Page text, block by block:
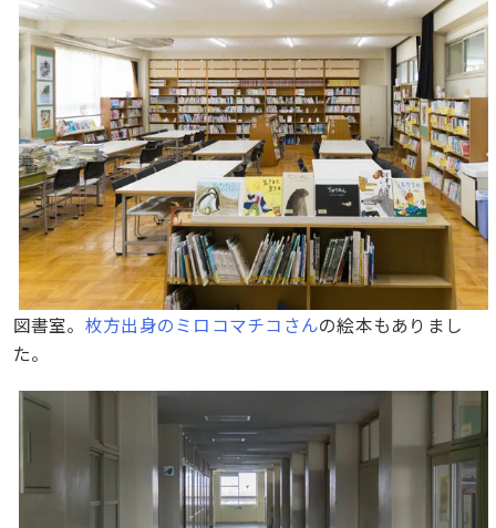
図書室。 枚方出身のミロコマチコさんの絵本もありまし
た。